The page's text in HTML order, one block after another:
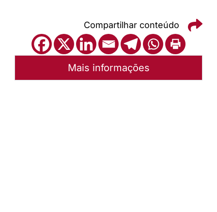
Compartilhar conteúdo
Mais informações